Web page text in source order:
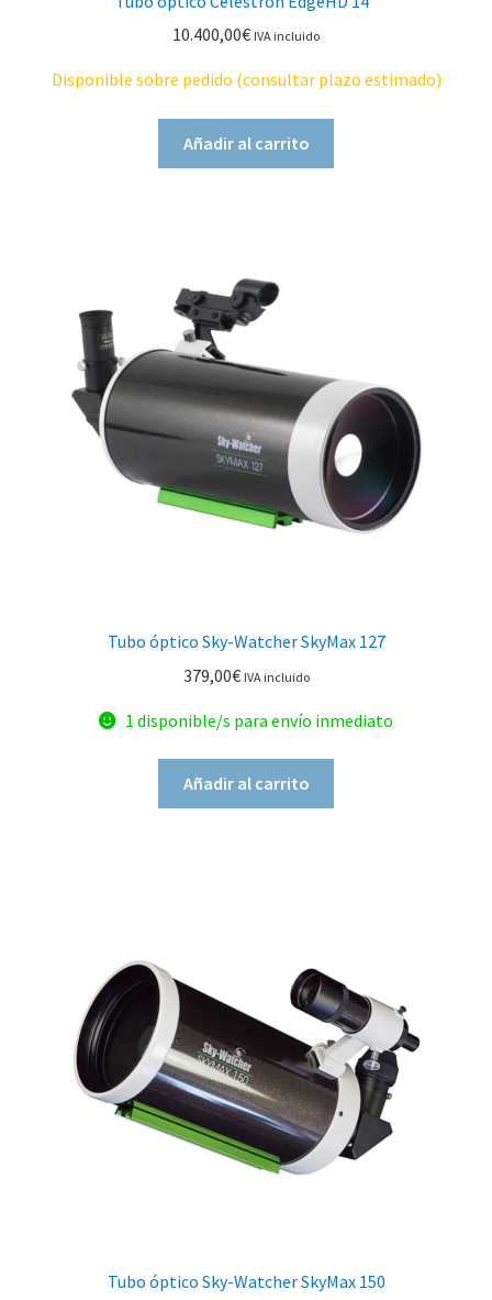
10.400,00€ IVA incluido
Disponible sobre pedido (consultar plazo estimado)
Añadir al carrito
Tubo óptico Sky-Watcher SkyMax 127
379,00€ IVA incluido
1 disponible/s para envío inmediato
Añadir al carrito
Tubo óptico Sky-Watcher SkyMax 150